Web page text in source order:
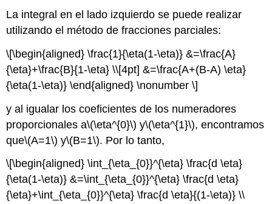
La integral en el lado izquierdo se puede realizar
utilizando el método de fracciones parciales:
\[\begin{aligned} \frac{1}{\eta(1-\eta)} &=\frac{A}
{\eta}+\frac{B}{1-\eta} \\[4pt] &=\frac{A+(B-A) \eta}
{\eta(1-\eta)} \end{aligned} \nonumber \]
y al igualar los coeficientes de los numeradores
proporcionales a\(\eta^{0}\) y\(\eta^{1}\), encontramos
que\(A=1\) y\(B=1\). Por lo tanto,
\[\begin{aligned} \int_{\eta_{0}}^{\eta} \frac{d \eta}
{\eta(1-\eta)} &=\int_{\eta_{0}}^{\eta} \frac{d \eta}
{\eta}+\int_{\eta_{0}}^{\eta} \frac{d \eta}{(1-\eta)} \\